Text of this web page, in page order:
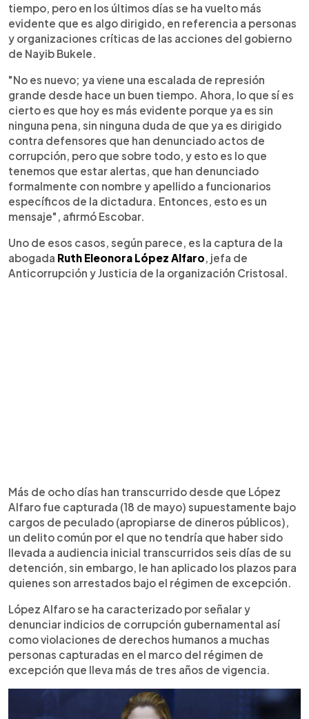
tiempo, pero en los últimos días se ha vuelto más
evidente que es algo dirigido, en referencia a personas
y organizaciones críticas de las acciones del gobierno
de Nayib Bukele.
"No es nuevo; ya viene una escalada de represión
grande desde hace un buen tiempo. Ahora, lo que sí es
cierto es que hoy es más evidente porque ya es sin
ninguna pena, sin ninguna duda de que ya es dirigido
contra defensores que han denunciado actos de
corrupción, pero que sobre todo, y esto es lo que
tenemos que estar alertas, que han denunciado
formalmente con nombre y apellido a funcionarios
específicos de la dictadura. Entonces, esto es un
mensaje", afirmó Escobar.
Uno de esos casos, según parece, es la captura de la
abogada Ruth Eleonora López Alfaro , jefa de
Anticorrupción y Justicia de la organización Cristosal.
Más de ocho días han transcurrido desde que López
Alfaro fue capturada (18 de mayo) supuestamente bajo
cargos de peculado (apropiarse de dineros públicos),
un delito común por el que no tendría que haber sido
llevada a audiencia inicial transcurridos seis días de su
detención, sin embargo, le han aplicado los plazos para
quienes son arrestados bajo el régimen de excepción.
López Alfaro se ha caracterizado por señalar y
denunciar indicios de corrupción gubernamental así
como violaciones de derechos humanos a muchas
personas capturadas en el marco del régimen de
excepción que lleva más de tres años de vigencia.